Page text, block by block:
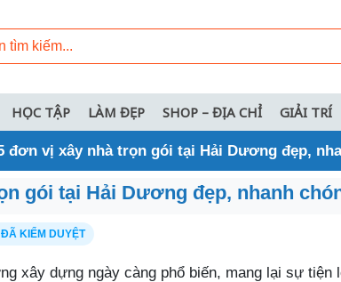
HỌC TẬP LÀM ĐẸP SHOP – ĐỊA CHỈ GIẢI TRÍ
đơn vị xây nhà trọn gói tại Hải Dương đẹp,
gói tại Hải Dương đẹp, nhanh
ĐÃ KIỂM DUYỆT
xây dựng ngày càng phổ biến, mang lại sự tiện